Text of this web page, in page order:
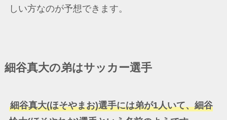
しい方なのが予想できます。
細谷真大の弟はサッカー選手
細谷真大(ほそやまお)選手には弟が1人いて、細谷